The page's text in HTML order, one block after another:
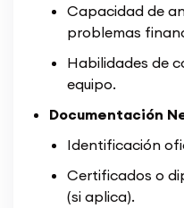
Capacidad de
problemas
Habilidades de
equipo.
Documentación
Identificación
Certificados o
(si aplica).